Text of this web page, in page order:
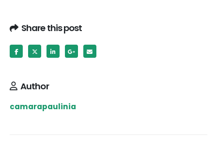
Share this post
Author
camarapaulinia